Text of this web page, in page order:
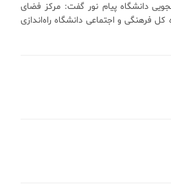
دانشگاه پیام نور گفت: مرکز فضای
کل فرهنگی و اجتماعی دانشگاه راه‌اندازی